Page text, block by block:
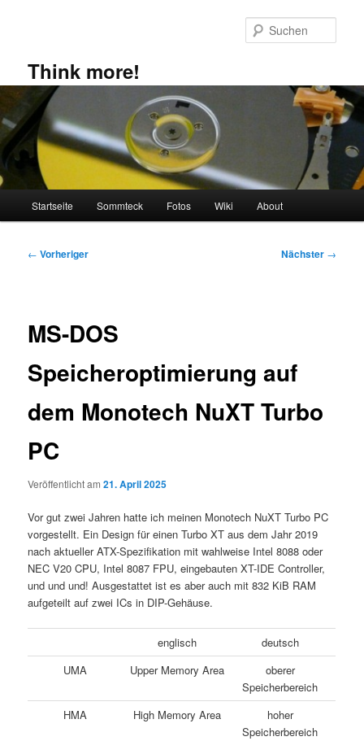
Think more!
Startseite Sommteck Fotos Wiki About
Beitragsnavigation
← Vorheriger Nächster →
MS-DOS
Speicheroptimierung auf
dem Monotech NuXT Turbo
PC
Veröffentlicht am21. April 2025
Vor gut zwei Jahren hatte ich meinen Monotech NuXT Turbo PC
vorgestellt. Ein Design für einen Turbo XT aus dem Jahr 2019
nach aktueller ATX-Spezifikation mit wahlweise Intel 8088 oder
NEC V20 CPU, Intel 8087 FPU, eingebauten XT-IDE Controller,
und und und! Ausgestattet ist es aber auch mit 832 KiB RAM
aufgeteilt auf zwei ICs in DIP-Gehäuse.
englisch
deutsch
UMA
Upper Memory Area
oberer
Speicherbereich
HMA
High Memory Area
hoher
Speicherbereich